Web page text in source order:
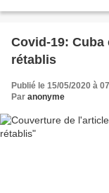
Covid-19:
rétablis
Publié le 15/05/2020 à
Par anonyme